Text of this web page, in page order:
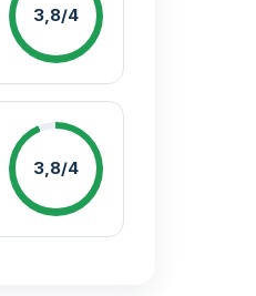
3,8/4
3,8/4